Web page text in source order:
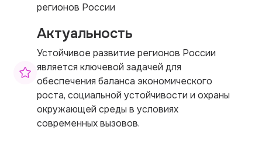
регионов России
Актуальность
Устойчивое развитие регионов России
является ключевой задачей для
обеспечения баланса экономического
роста, социальной устойчивости и охраны
окружающей среды в условиях
современных вызовов.